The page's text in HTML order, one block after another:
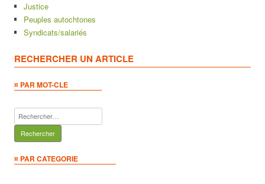
Justice
Peuples autochtones
Syndicats/salariés
RECHERCHER UN ARTICLE
¤ PAR MOT-CLE
Rechercher :
¤ PAR CATEGORIE